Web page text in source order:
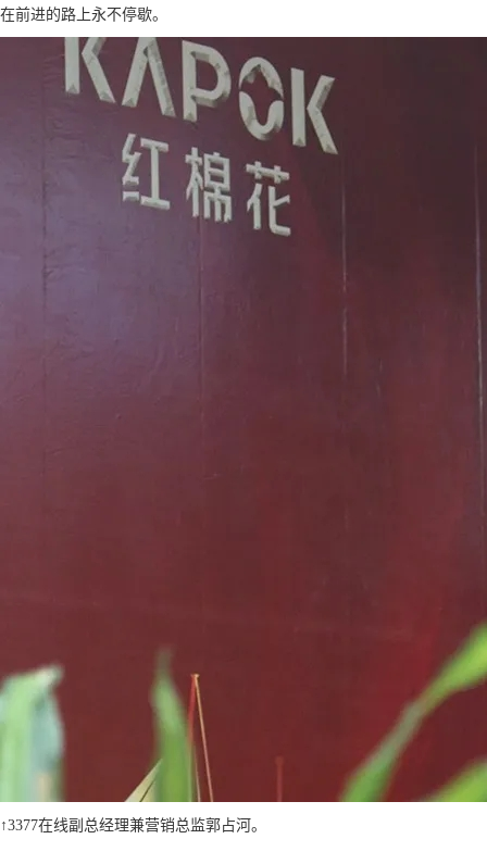
在前进的路上永不停歇。
↑3377在线副总经理兼营销总监郭占河。